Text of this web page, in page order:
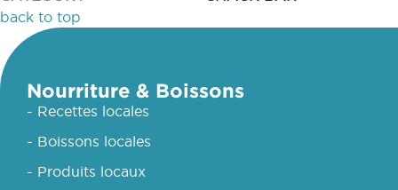
back to top
Nourriture & Boissons
- Recettes locales
- Boissons locales
- Produits locaux